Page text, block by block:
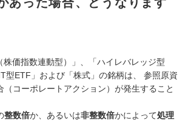
価指数連動型）」、「ハイレバレッジ型
型ETF」および「株式」の銘柄は、 参照原資
（コーポレートアクション）が発生すること
整数倍か、あるいは非整数倍かによって処理